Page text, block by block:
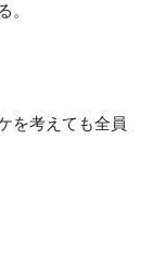
。
を考えても全員